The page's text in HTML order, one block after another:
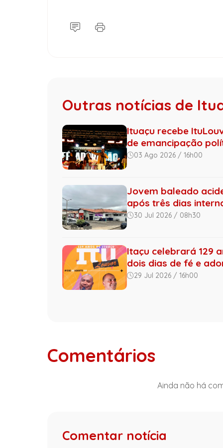
Outras notícias de
Ituaçu recebe
de emancipação
03 Ago 2026 / 16h00
Jovem baleado
após três dias
30 Jul 2026 / 08h30
Itaçu celebrará 129
dois dias de fé e
29 Jul 2026 / 16h00
Comentários
Ainda não há
Comentar notícia